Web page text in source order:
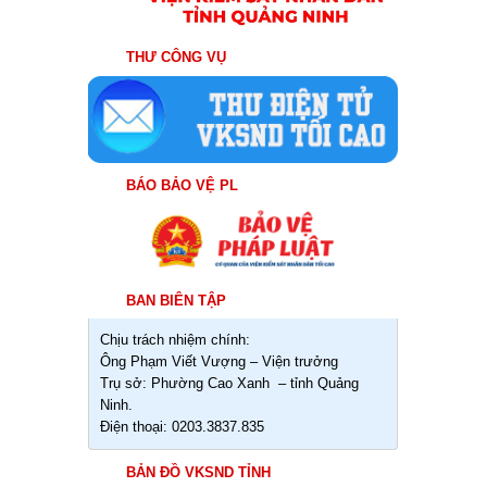
THƯ CÔNG VỤ
BÁO BẢO VỆ PL
BAN BIÊN TẬP
Chịu trách nhiệm chính:
Ông Phạm Viết Vượng – Viện trưởng
Trụ sở: Phường Cao Xanh – tỉnh Quảng
Ninh.
Điện thoại: 0203.3837.835
BẢN ĐỒ VKSND TỈNH